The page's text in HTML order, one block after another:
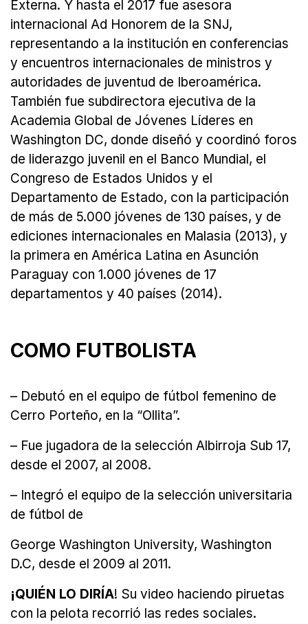
Externa. Y hasta el 2017 fue asesora
internacional Ad Honorem de la SNJ,
representando a la institución en conferencias
y encuentros internacionales de ministros y
autoridades de juventud de Iberoamérica.
También fue subdirectora ejecutiva de la
Academia Global de Jóvenes Líderes en
Washington DC, donde diseñó y coordinó foros
de liderazgo juvenil en el Banco Mundial, el
Congreso de Estados Unidos y el
Departamento de Estado, con la participación
de más de 5.000 jóvenes de 130 países, y de
ediciones internacionales en Malasia (2013), y
la primera en América Latina en Asunción
Paraguay con 1.000 jóvenes de 17
departamentos y 40 países (2014).
COMO FUTBOLISTA
– Debutó en el equipo de fútbol femenino de
Cerro Porteño, en la “Ollita”.
– Fue jugadora de la selección Albirroja Sub 17,
desde el 2007, al 2008.
– Integró el equipo de la selección universitaria
de fútbol de
George Washington University, Washington
D.C, desde el 2009 al 2011.
¡QUIÉN LO DIRÍA! Su video haciendo piruetas
con la pelota recorrió las redes sociales.